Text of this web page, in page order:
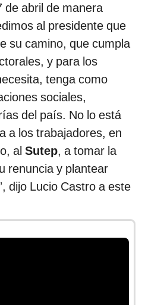
de abril de manera
al presidente que
su camino, que cumpla
y para los
tenga como
sociales,
del país. No lo está
a los trabajadores, en
al Sutep, a tomar la
renuncia y plantear
dijo Lucio Castro a este